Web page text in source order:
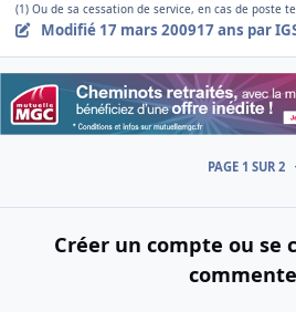
(1) Ou de sa cessation de service, en cas de poste
Modifié 17 mars 200917 ans par
PAGE 1 SUR 2
Créer un compte ou se